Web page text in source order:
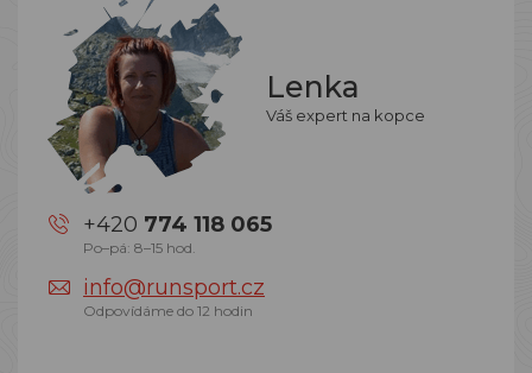
Lenka
Váš expert na kopce
+420 774 118 065
Po–pá: 8–15 hod.
info@runsport.cz
Odpovídáme do 12 hodin